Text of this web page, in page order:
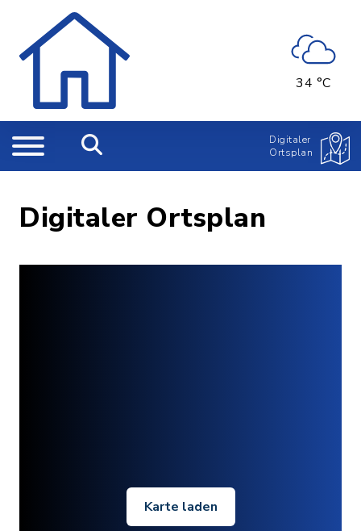
34 °C
Digitaler
Ortsplan
Digitaler Ortsplan
Karte laden